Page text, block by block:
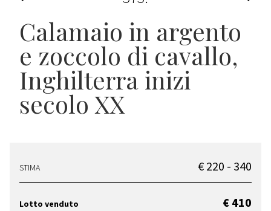
Calamaio in argento
e zoccolo di cavallo,
Inghilterra inizi
secolo XX
STIMA € 220 - 340
Lotto venduto € 410